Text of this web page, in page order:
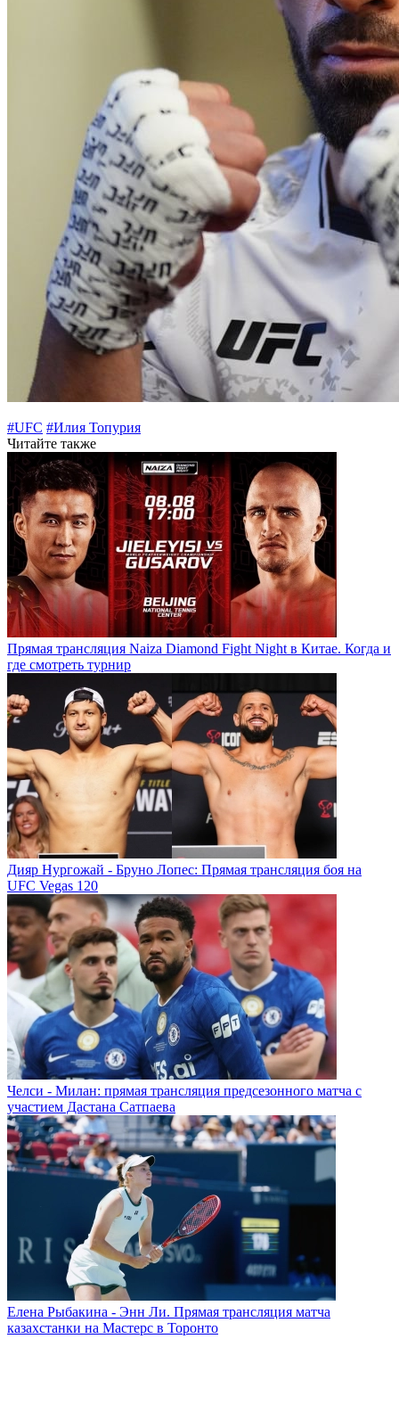
#UFC #Илия Топурия
Читайте также
Прямая трансляция Naiza Diamond Fight Night в Китае. Когда и
где смотреть турнир
Дияр Нургожай - Бруно Лопес: Прямая трансляция боя на
UFC Vegas 120
Челси - Милан: прямая трансляция предсезонного матча с
участием Дастана Сатпаева
Елена Рыбакина - Энн Ли. Прямая трансляция матча
казахстанки на Мастерс в Торонто